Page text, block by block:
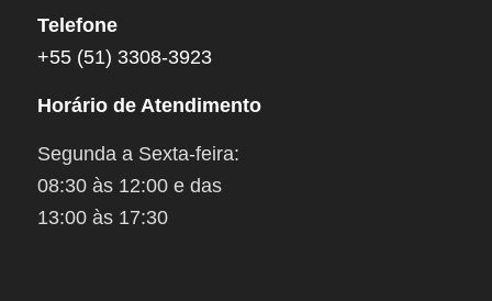
Telefone
+55 (51) 3308-3923
Horário de Atendimento
Segunda a Sexta-feira:
08:30 às 12:00 e das
13:00 às 17:30